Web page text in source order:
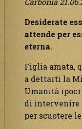
Desiderate
attende per
eterna.
Figlia amata,
a dettarti la
Umanità
di intervenire
per scuotere